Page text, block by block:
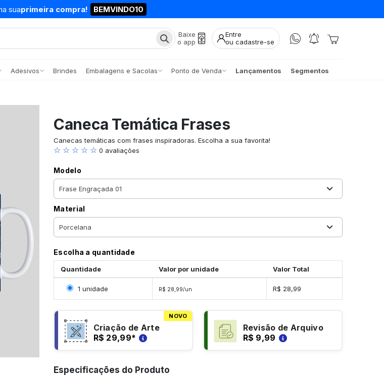
suaprimeira compra! BEMVINDO10
Baixe
o app
Entre
ou cadastre-se
Adesivos Brindes Embalagens e Sacolas Ponto de Venda Lançamentos Segmentos
Caneca Temática Frases
Canecas temáticas com frases inspiradoras. Escolha a sua favorita!
☆ ☆ ☆ ☆ ☆ 0 avaliações
Modelo
Material
Escolha a quantidade
Quantidade Valor por unidade Valor Total
Selecionar 1 unidade
1 unidade R$ 28,99/un R$ 28,99
NOVO
Criação de Arte
R$ 29,99*
Revisão de Arquivo
R$ 9,99
Especificações do Produto